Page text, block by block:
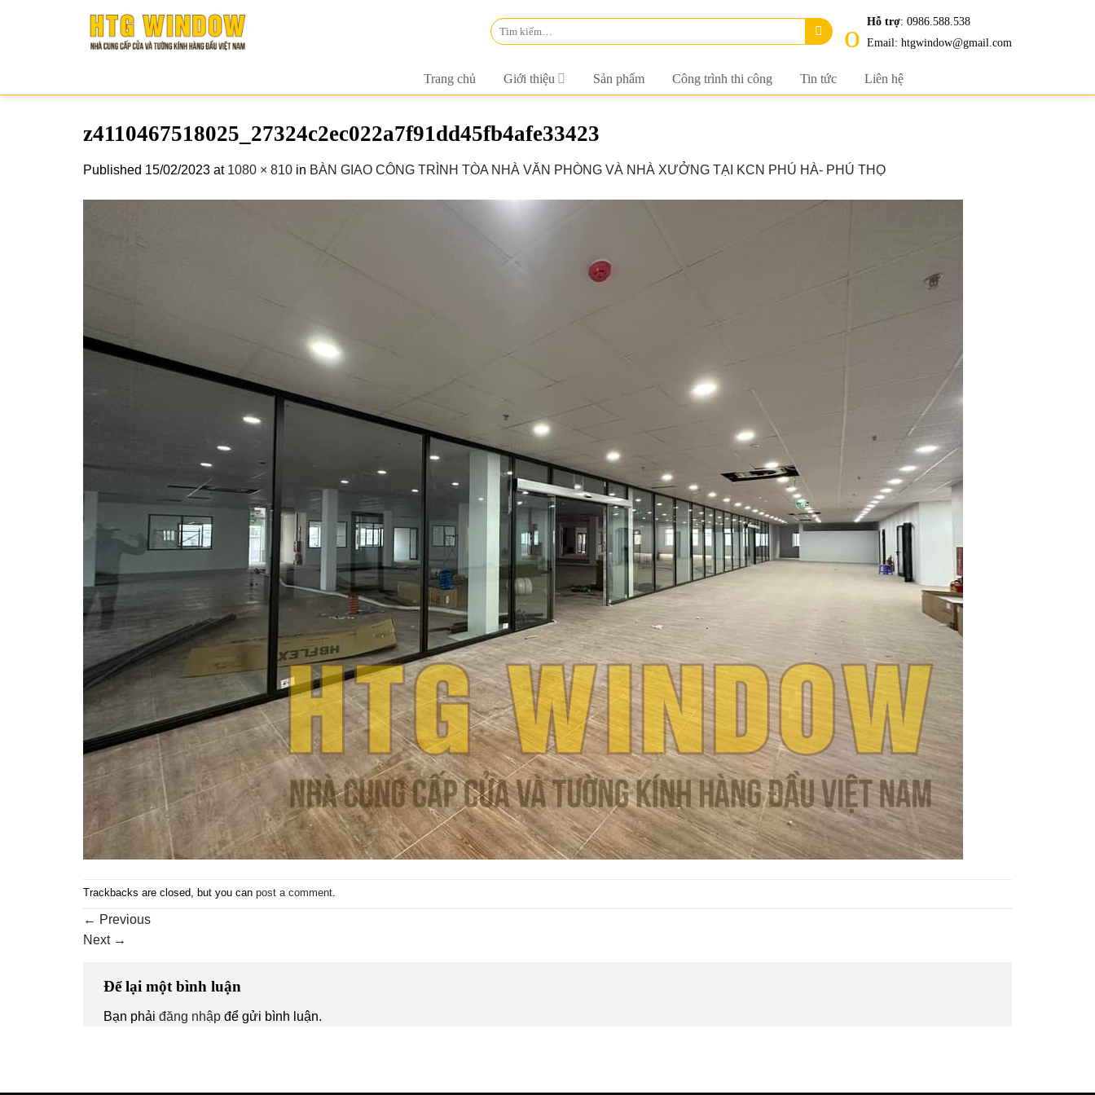
Tìm
kiếm:
Hỗ trợ: 0986.588.538
Email: htgwindow@gmail.com
Trang chủ Giới thiệu Sản phẩm Công trình thi công Tin tức Liên hệ
z4110467518025_27324c2ec022a7f91dd45fb4afe33423
Published 15/02/2023 at 1080 × 810 in BÀN GIAO CÔNG TRÌNH TÒA NHÀ VĂN PHÒNG VÀ NHÀ XƯỞNG TẠI KCN PHÚ HÀ- PHÚ THỌ
Trackbacks are closed, but you can post a comment
← Previous
Next →
Để lại một bình luận
Bạn phải đăng nhập để gửi bình luận.